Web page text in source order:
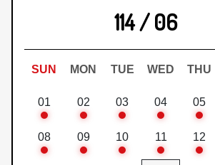
114 / 06
SUN MON TUE WED THU
01 02 03 04 05
08 09 10 11 12